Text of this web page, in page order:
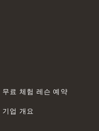
무료 체험 레슨 예약
기업 개요